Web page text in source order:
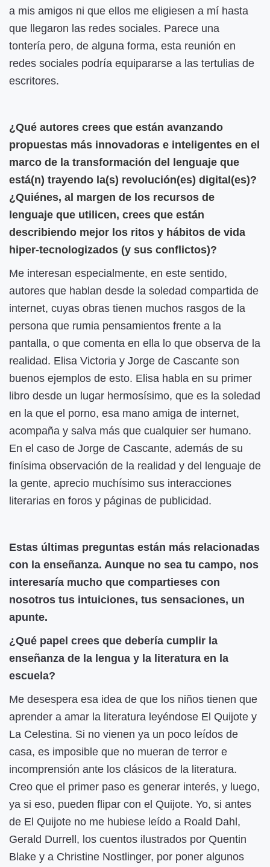
a mis amigos ni que ellos me eligiesen a mí hasta
que llegaron las redes sociales. Parece una
tontería pero, de alguna forma, esta reunión en
redes sociales podría equipararse a las tertulias de
escritores.
¿Qué autores crees que están avanzando
propuestas más innovadoras e inteligentes en el
marco de la transformación del lenguaje que
está(n) trayendo la(s) revolución(es) digital(es)?
¿Quiénes, al margen de los recursos de
lenguaje que utilicen, crees que están
describiendo mejor los ritos y hábitos de vida
hiper-tecnologizados (y sus conflictos)?
Me interesan especialmente, en este sentido,
autores que hablan desde la soledad compartida de
internet, cuyas obras tienen muchos rasgos de la
persona que rumia pensamientos frente a la
pantalla, o que comenta en ella lo que observa de la
realidad. Elisa Victoria y Jorge de Cascante son
buenos ejemplos de esto. Elisa habla en su primer
libro desde un lugar hermosísimo, que es la soledad
en la que el porno, esa mano amiga de internet,
acompaña y salva más que cualquier ser humano.
En el caso de Jorge de Cascante, además de su
finísima observación de la realidad y del lenguaje de
la gente, aprecio muchísimo sus interacciones
literarias en foros y páginas de publicidad.
Estas últimas preguntas están más relacionadas
con la enseñanza. Aunque no sea tu campo, nos
interesaría mucho que compartieses con
nosotros tus intuiciones, tus sensaciones, un
apunte.
¿Qué papel crees que debería cumplir la
enseñanza de la lengua y la literatura en la
escuela?
Me desespera esa idea de que los niños tienen que
aprender a amar la literatura leyéndose El Quijote y
La Celestina. Si no vienen ya un poco leídos de
casa, es imposible que no mueran de terror e
incomprensión ante los clásicos de la literatura.
Creo que el primer paso es generar interés, y luego,
ya si eso, pueden flipar con el Quijote. Yo, si antes
de El Quijote no me hubiese leído a Roald Dahl,
Gerald Durrell, los cuentos ilustrados por Quentin
Blake y a Christine Nostlinger, por poner algunos